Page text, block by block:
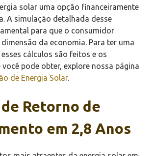
solar uma opção financeiramente
A simulação detalhada desse
para que o consumidor
da economia. Para ter uma
cálculos são feitos e os
você pode obter, explore nossa página
de Energia Solar.
Retorno de
em 2,8 Anos